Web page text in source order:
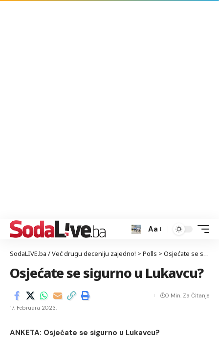
Aa
SodaLIVE.ba / Već drugu deceniju zajedno! > Polls > Osjećate se sigurno u Lukavcu?
Osjećate se sigurno u Lukavcu?
17. Februara 2023.
0 Min. Za Čitanje
ANKETA: Osjećate se sigurno u Lukavcu?